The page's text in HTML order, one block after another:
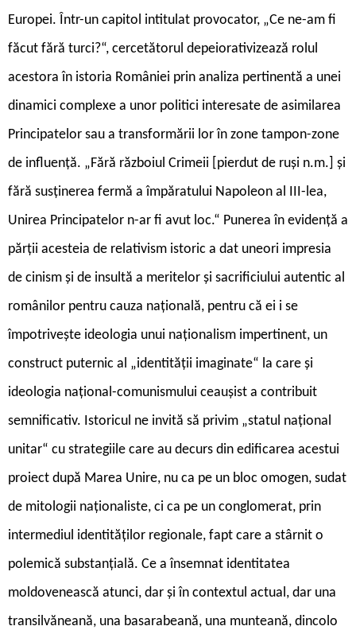
Europei. Într-un capitol intitulat provocator, „Ce ne-am fi
făcut fără turci?“, cercetătorul depeiorativizează rolul
acestora în istoria României prin analiza pertinentă a unei
dinamici complexe a unor politici interesate de asimilarea
Principatelor sau a transformării lor în zone tampon-zone
de influență. „Fără războiul Crimeii
pierdut de ruși n.m. și
fără susținerea fermă a împăratului Napoleon al III-lea,
Unirea Principatelor n-ar fi avut loc.“ Punerea în evidență a
părții acesteia de relativism istoric a dat uneori impresia
de cinism și de insultă a meritelor și sacrificiului autentic al
românilor pentru cauza națională, pentru că ei i se
împotrivește ideologia unui naționalism impertinent, un
construct puternic al „identității imaginate“ la care și
ideologia național-comunismului ceaușist a contribuit
semnificativ. Istoricul ne invită să privim „statul național
unitar“ cu strategiile care au decurs din edificarea acestui
proiect după Marea Unire, nu ca pe un bloc omogen, sudat
de mitologii naționaliste, ci ca pe un conglomerat, prin
intermediul identităților regionale, fapt care a stârnit o
polemică substanțială. Ce a însemnat identitatea
moldovenească atunci, dar și în contextul actual, dar una
transilvăneană, una basarabeană, una munteană, dincolo